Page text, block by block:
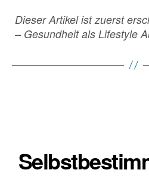
Dieser Artikel ist zuerst
– Gesundheit als Lifestyle